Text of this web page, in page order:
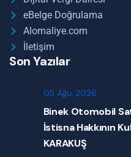
eBelge Doğrulama
Alomaliye.com
İletişim
Son Yazılar
05 Ağu, 2026
Binek Otomobil
İstisna Hakkının
KARAKUŞ